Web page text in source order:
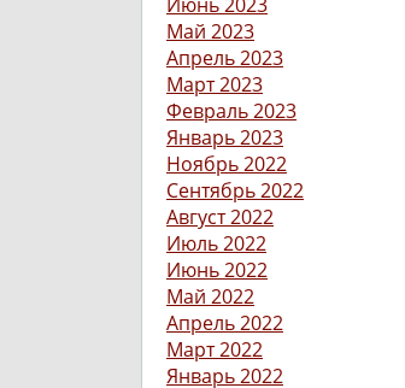
Май 2023
Апрель 2023
Март 2023
Февраль 2023
Январь 2023
Ноябрь 2022
Сентябрь 2022
Август 2022
Июль 2022
Июнь 2022
Май 2022
Апрель 2022
Март 2022
Январь 2022